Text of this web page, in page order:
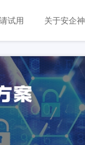
试用 关于安企神